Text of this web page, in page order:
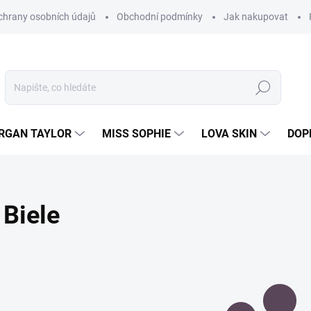
osobních údajů Obchodní podmínky Jak nakupovat
Hledat
TAYLOR MISS SOPHIE LOVA SKIN
Biele